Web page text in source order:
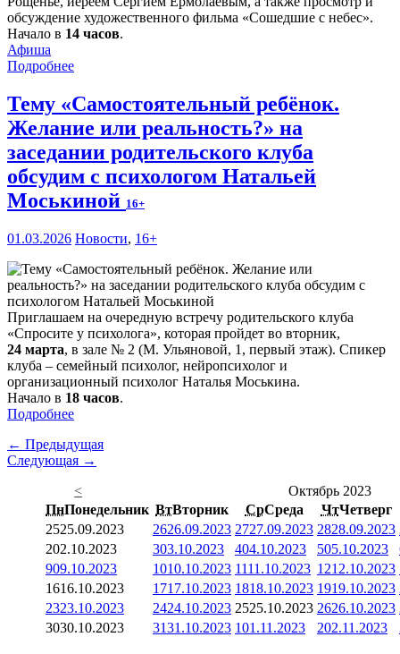
обсуждение художественного фильма «Сошедшие с небес».
Начало в 14 часов.
Афиша
Подробнее
Тему «Самостоятельный ребёнок.
Желание или реальность?» на
заседании родительского клуба
обсудим с психологом Натальей
Моськиной 16+
01.03.2026 Новости, 16+
Приглашаем на очередную встречу родительского клуба
«Спросите у психолога», которая пройдет во вторник,
24 марта, в зале № 2 (М. Ульяновой, 1, первый этаж). Спикер
клуба – семейный психолог, нейропсихолог и
организационный психолог Наталья Моськина.
Начало в 18 часов.
Подробнее
← Предыдущая
Следующая →
<
Октябрь 2023
ПнПонедельник ВтВторник СрСреда ЧтЧетверг
2525.09.2023 2626.09.2023 2727.09.2023 2828.09.2023
202.10.2023 303.10.2023 404.10.2023 505.10.2023
909.10.2023 1010.10.2023 1111.10.2023 1212.10.2023
1616.10.2023 1717.10.2023 1818.10.2023 1919.10.2023
2323.10.2023 2424.10.2023 2525.10.2023 2626.10.2023
3030.10.2023 3131.10.2023 101.11.2023 202.11.2023